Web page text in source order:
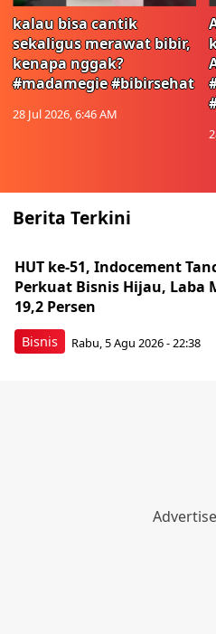
kalau bisa cantik
sekaligus merawat bibir,
kenapa nggak?
#madamegie #bibirsehat
28 Jul 2026, 6:46 AM
Berita Terkini
Bisnis
HUT ke-51, Indocement
Perkuat Bisnis Hijau, Laba
19,2 Persen
Rabu, 5 Agu 2026 - 22:38